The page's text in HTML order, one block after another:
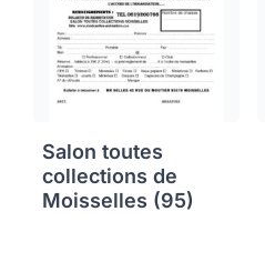
Salon toutes
collections de
Moisselles (95)